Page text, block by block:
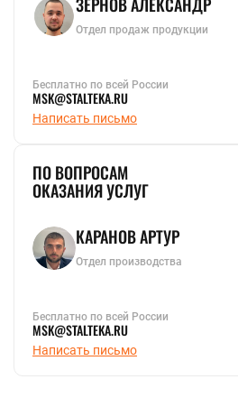
ЗЕРНОВ АЛЕКСАНДР
Отдел продаж продукции
Бесплатно по всей России
MSK@STALTEKA.RU
Написать письмо
ПО ВОПРОСАМ
ОКАЗАНИЯ УСЛУГ
КАРАНОВ АРТУР
Отдел производства
Бесплатно по всей России
MSK@STALTEKA.RU
Написать письмо